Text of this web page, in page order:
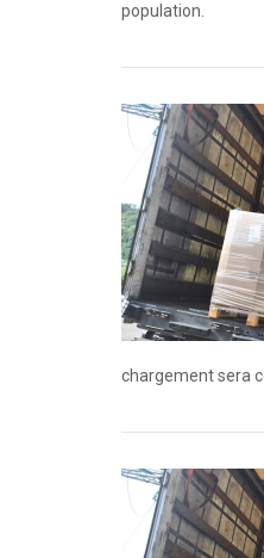
population.
chargement sera